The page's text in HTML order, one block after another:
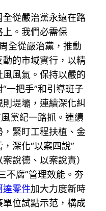
從嚴治黨永遠在路
上。我們必需保
全從嚴治黨，推動
的市域實行，以精
風氣。保持以嚴的
一把手”和引導班子
堤壩，連續深化糾
黨紀一路抓。連續
緊盯工程扶植、金
深化“以案四說”
說德、以案說責）
不腐”管理效能。夯
達零件加大力度新時
位試點示范，構成